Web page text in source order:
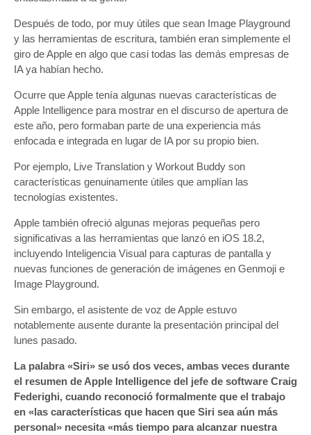
Después de todo, por muy útiles que sean Image Playground
y las herramientas de escritura, también eran simplemente el
giro de Apple en algo que casi todas las demás empresas de
IA ya habían hecho.
Ocurre que Apple tenía algunas nuevas características de
Apple Intelligence para mostrar en el discurso de apertura de
este año, pero formaban parte de una experiencia más
enfocada e integrada en lugar de IA por su propio bien.
Por ejemplo, Live Translation y Workout Buddy son
características genuinamente útiles que amplían las
tecnologías existentes.
Apple también ofreció algunas mejoras pequeñas pero
significativas a las herramientas que lanzó en iOS 18.2,
incluyendo Inteligencia Visual para capturas de pantalla y
nuevas funciones de generación de imágenes en Genmoji e
Image Playground.
Sin embargo, el asistente de voz de Apple estuvo
notablemente ausente durante la presentación principal del
lunes pasado.
La palabra «Siri» se usó dos veces, ambas veces durante
el resumen de Apple Intelligence del jefe de software Craig
Federighi, cuando reconoció formalmente que el trabajo
en «las características que hacen que Siri sea aún más
personal» necesita «más tiempo para alcanzar nuestra